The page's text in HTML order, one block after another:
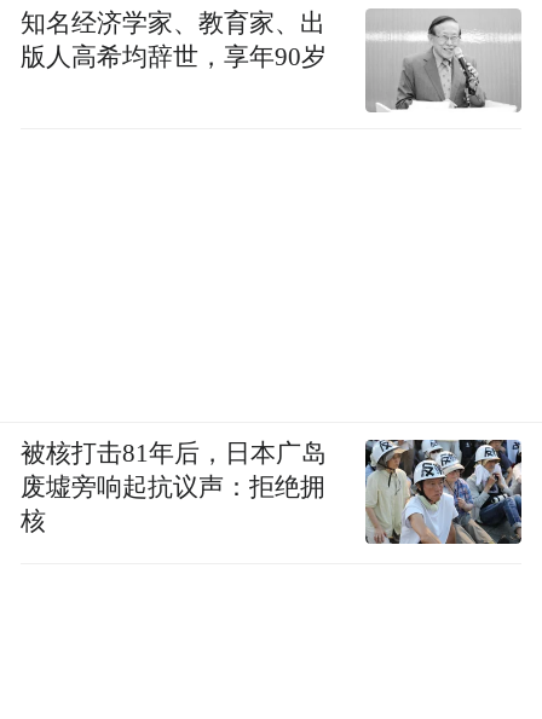
知名经济学家、教育家、出
版人高希均辞世，享年90岁
被核打击81年后，日本广岛
废墟旁响起抗议声：拒绝拥
核